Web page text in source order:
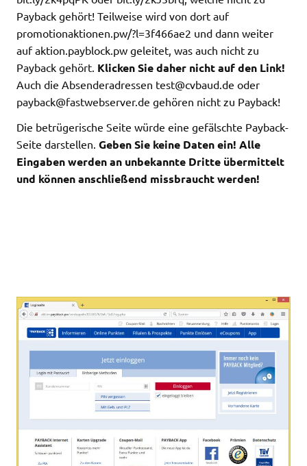
Payback gehört! Teilweise wird von dort auf
promotionaktionen.pw/?l=3f466ae2 und dann weiter
auf aktion.payblock.pw geleitet, was auch nicht zu
Payback gehört. Klicken Sie daher nicht auf den Link!
Auch die Absenderadressen test@cvbaud.de oder
payback@fastwebserver.de gehören nicht zu Payback!
Die betrügerische Seite würde eine gefälschte Payback-
Seite darstellen. Geben Sie keine Daten ein! Alle
Eingaben werden an unbekannte Dritte übermittelt
und können anschließend missbraucht werden!